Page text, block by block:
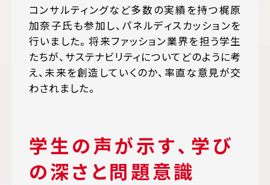
コンサルティングなど多数の実績を持つ梶原
加奈子氏も参加し、パネルディスカッションを
行いました。将来ファッション業界を担う学生
たちが、サステナビリティについてどのように考
え、未来を創造していくのか、率直な意見が交
わされました。
学生の声が示す、学び
の深さと問題意識